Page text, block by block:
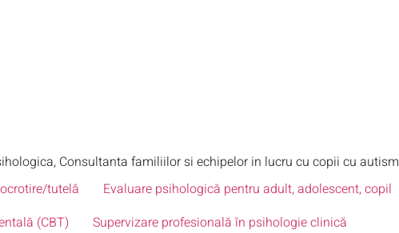
Consultanta familiilor si echipelor in lucru cu copii cu autism
tutelă
Evaluare psihologică pentru adult, adolescent, copil
(CBT)
Supervizare profesională în psihologie clinică